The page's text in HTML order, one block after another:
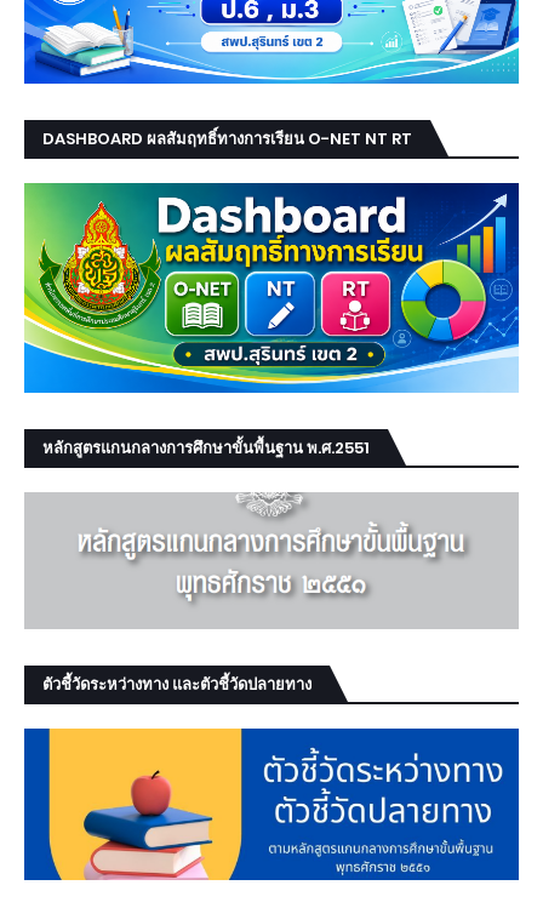
DASHBOARD ผลสัมฤทธิ์ทางการเรียน O-NET NT RT
หลักสูตรแกนกลางการศึกษาขั้นพื้นฐาน พ.ศ.2551
ตัวชี้วัดระหว่างทาง และตัวชี้วัดปลายทาง